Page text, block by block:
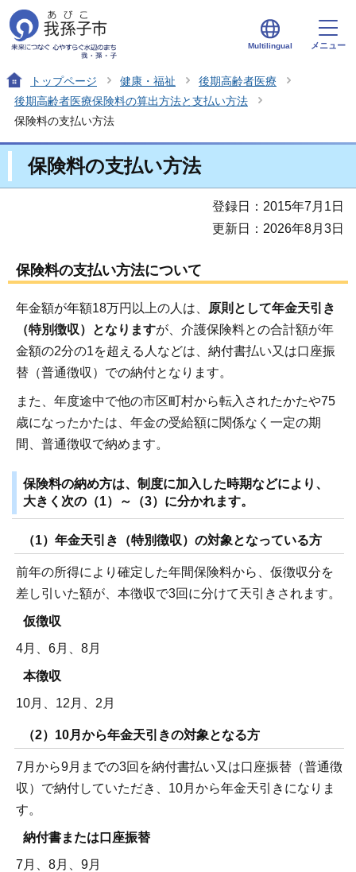
Multilingual メニュー
トップページ 健康・福祉
後期高齢者医療
後期高齢者医療保険料の算出方法と支払い方法
保険料の支払い方法
保険料の支払い方法
登録日：2015年7月1日
更新日：2026年8月3日
保険料の支払い方法について
年金額が年額18万円以上の人は、
原則として年金天引き
（特別徴収）となりますが、介護保険料との合計額が年
金額の2分の1を超える人などは、納付書払い又は口座振
替（普通徴収）での納付となります。
また、年度途中で他の市区町村から転入されたかたや75
歳になったかたは、年金の受給額に関係なく一定の期
間、普通徴収で納めます。
保険料の納め方は、制度に加入した時期などにより、
大きく次の（1）～（3）に分かれます。
（1）年金天引き（特別徴収）の対象となっている方
前年の所得により確定した年間保険料から、仮徴収分を
差し引いた額が、本徴収で3回に分けて天引きされます。
仮徴収
4月、6月、8月
本徴収
10月、12月、2月
（2）10月から年金天引きの対象となる方
7月から9月までの3回を納付書払い又は口座振替（普通徴
収）で納付していただき、10月から年金天引きになりま
す。
納付書または口座振替
7月、8月、9月